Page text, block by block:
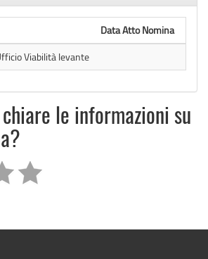
Data Atto Nomina
Viabilità levante
chiare le informazioni su